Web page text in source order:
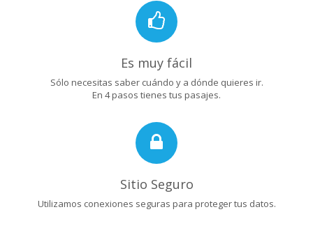
Es muy fácil
Sólo necesitas saber cuándo y a dónde quieres ir.
En 4 pasos tienes tus pasajes.
Sitio Seguro
Utilizamos conexiones seguras para proteger tus datos.